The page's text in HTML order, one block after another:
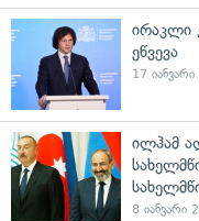
ირაკლი
ეწვევა
17
ილჰამ
8 იანვარი